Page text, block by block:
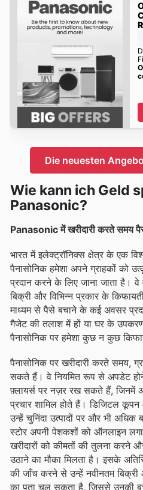
Die neuesten
Wie kann ich Geld
Panasonic?
Panasonic में खरीदारी करते समय
भारत में इलेक्ट्रॉनिक्स क्षेत्र के एक
पैनासोनिक हमेशा अपने ग्राहकों को
प्रदान करने के लिए जाना जाता है। वे
बिक्री और विभिन्न प्रकार के
माध्यम से पैसे बचाने के कई अवसर
गैजेट की तलाश में हों या घर के
पैनासोनिक पर हमेशा कुछ न कुछ
पैनासोनिक पर खरीदारी करते समय,
सकते हैं। वे नियमित रूप से अपडेट होने
फ़्लायर्स पर नज़र रख सकते हैं, जिनमें
प्रचार शामिल होते हैं। डिजिटल
उन्हें चुनिंदा उत्पादों पर और भी
स्टोर अपनी पेशकशों को ऑनलाइन
खरीदारों को कीमतों की तुलना करने
उठाने का मौका मिलता है। इसके
की जाँच करने से उन्हें नवीनतम
का पता चल सकता है, जिससे उनकी